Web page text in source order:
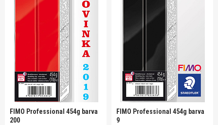
FIMO Professional 454g barva
200
FIMO Professional 454g barva
9